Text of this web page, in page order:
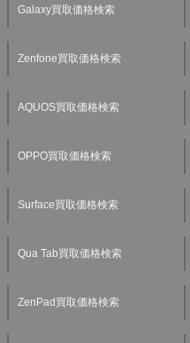
Galaxy買取価格検索
Zenfone買取価格検索
AQUOS買取価格検索
OPPO買取価格検索
Surface買取価格検索
Qua Tab買取価格検索
ZenPad買取価格検索